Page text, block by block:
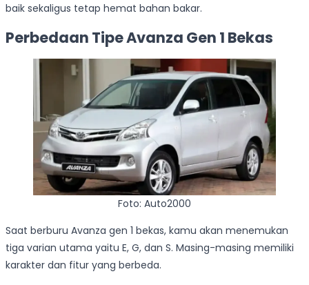
baik sekaligus tetap hemat bahan bakar.
Perbedaan Tipe Avanza Gen 1 Bekas
Foto: Auto2000
Saat berburu Avanza gen 1 bekas, kamu akan menemukan
tiga varian utama yaitu E, G, dan S. Masing-masing memiliki
karakter dan fitur yang berbeda.